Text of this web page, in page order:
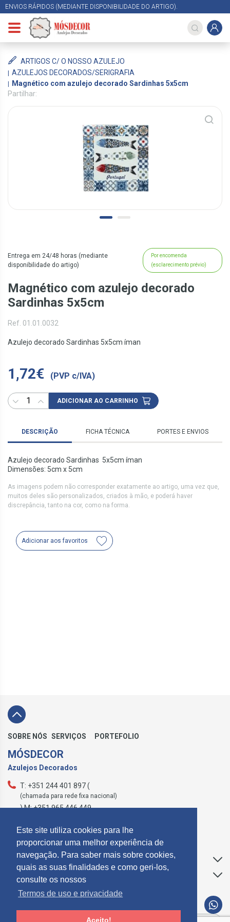
Este site utiliza cookies para lhe
proporcionar uma melhor experiência de
navegação. Para saber mais sobre cookies,
quais as suas finalidades e como geri-los,
consulte os nossos
Termos de uso e privacidade
Aceito!
ENVIOS RÁPIDOS (MEDIANTE DISPONIBILIDADE DO ARTIGO).
ARTIGOS C/ O NOSSO AZULEJO
AZULEJOS DECORADOS/SERIGRAFIA
Magnético com azulejo decorado Sardinhas 5x5cm
Partilhar:
Entrega em 24/48 horas (mediante
disponibilidade do artigo)
Por encomenda
(esclarecimento prévio)
Magnético com azulejo decorado
Sardinhas 5x5cm
Ref. 01.01.0032
Azulejo decorado Sardinhas 5x5cm íman
1,72€ (PVP c/IVA)
ADICIONAR AO CARRINHO
DESCRIÇÃO FICHA TÉCNICA PORTES E ENVIOS
Azulejo decorado Sardinhas 5x5cm íman
Dimensões: 5cm x 5cm
As imagens podem não corresponder exatamente ao artigo, uma vez que,
muitos deles são personalizados, criados à mão, e poderá haver
discrepância, tanto na cor, como na forma.
Adicionar aos favoritos
SOBRE NÓS SERVIÇOS PORTEFOLIO
MÓSDECOR
Azulejos Decorados
T: +351 244 401 897 (
(chamada para rede fixa nacional)
) M: +351 965 446 449
Apoio ao Cliente
Informações
SUBCREVER NEWSLETTER